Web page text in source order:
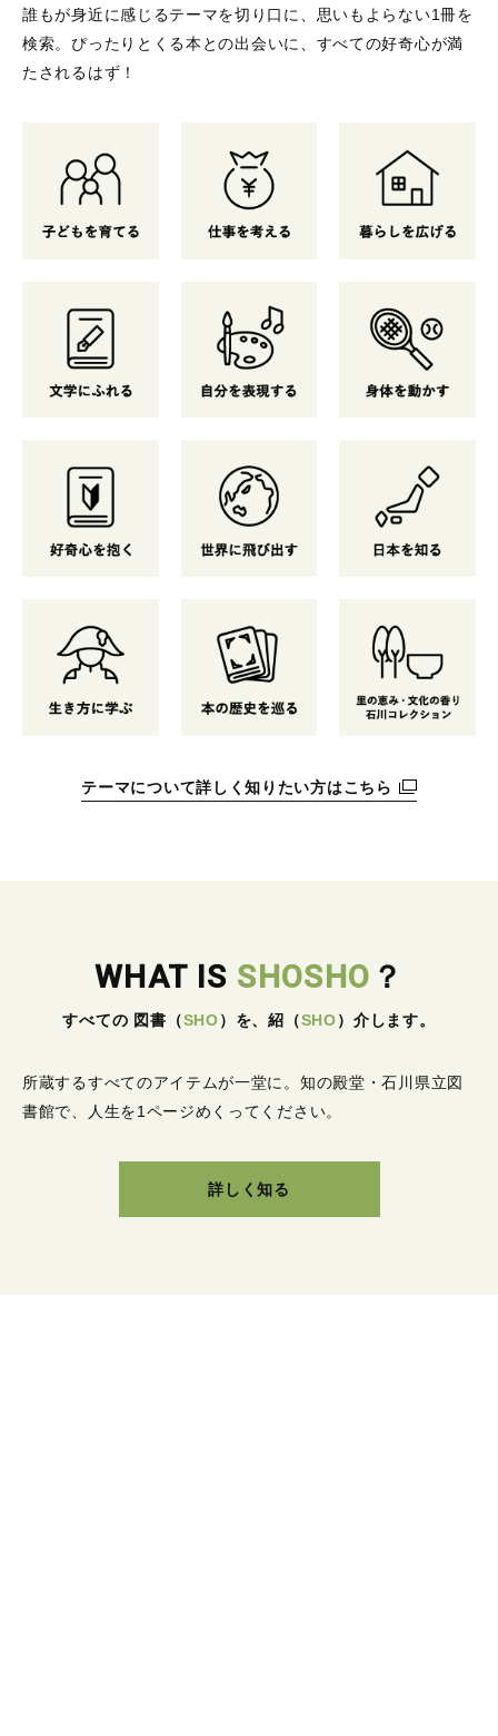
誰もが身近に感じるテーマを切り口に、思いもよらない1冊を
検索。 ぴったりとくる本との出会いに、すべての好奇心が満
たされるはず！
テーマについて詳しく知りたい方はこちら
WHAT IS SHOSHO ？
すべての 図書 （SHO） を、紹 （SHO） 介します。
所蔵するすべてのアイテムが一堂に。 知の殿堂・石川県立図
書館で、人生を1ページめくってください。
詳しく知る